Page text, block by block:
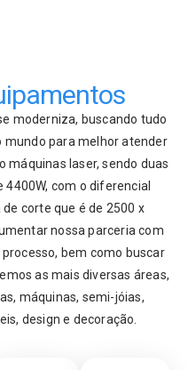
moderniza, buscando tudo
mundo para melhor atender
máquinas laser, sendo duas
com o diferencial
corte que é de 2500 x
nossa parceria com
bem como buscar
as mais diversas áreas,
máquinas, semi-jóias,
design e decoração.